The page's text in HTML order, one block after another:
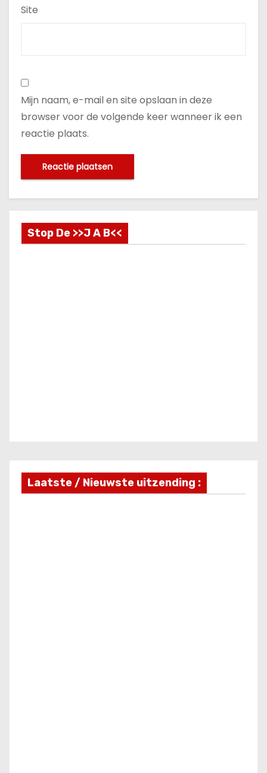
Site
Mijn naam, e-mail en site opslaan in deze
browser voor de volgende keer wanneer ik een
reactie plaats.
Stop De >>J A B<<
Laatste / Nieuwste uitzending :